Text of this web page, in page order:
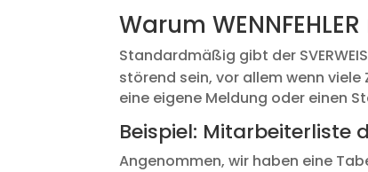
Warum
Standardmäßig gibt der
störend sein, vor allem wenn viele
eine eigene Meldung oder einen
Beispiel: Mitarbeiterliste
Angenommen, wir haben eine